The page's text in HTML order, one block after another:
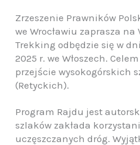
Zrzeszenie Prawników
we Wrocławiu zaprasza na
Trekking odbędzie się w
2025 r. we Włoszech.
przejście wysokogórskich
(Retyckich).
Program Rajdu jest
szlaków zakłada
uczęszczanych dróg.